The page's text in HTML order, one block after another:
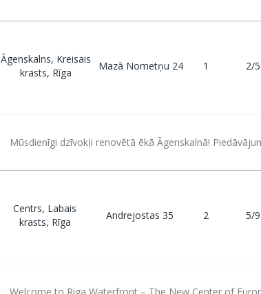
Āgenskalns, Kreisais
krasts, Rīga
Mazā Nometņu 24 1 2/5
Mūsdienīgi dzīvokļi renovētā ēkā Āgenskalnā!
Centrs, Labais
krasts, Rīga
Andrejostas 35 2 5/9